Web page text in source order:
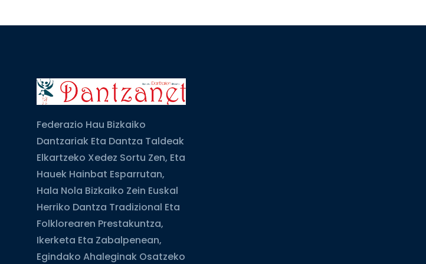
Federazio Hau Bizkaiko
Dantzariak Eta Dantza Taldeak
Elkartzeko Xedez Sortu Zen, Eta
Hauek Hainbat Esparrutan,
Hala Nola Bizkaiko Zein Euskal
Herriko Dantza Tradizional Eta
Folklorearen Prestakuntza,
Ikerketa Eta Zabalpenean,
Egindako Ahaleginak Osatzeko